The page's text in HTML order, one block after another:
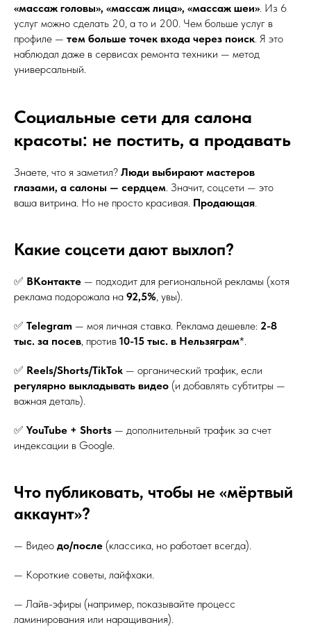
«массаж головы», «массаж лица», «массаж шеи». Из 6
услуг можно сделать 20, а то и 200. Чем больше услуг в
профиле — тем больше точек входа через поиск. Я это
наблюдал даже в сервисах ремонта техники — метод
универсальный.
Социальные сети для салона
красоты: не постить, а продавать
Знаете, что я заметил? Люди выбирают мастеров
глазами, а салоны — сердцем. Значит, соцсети — это
ваша витрина. Но не просто красивая. Продающая.
Какие соцсети дают выхлоп?
✅ ВКонтакте — подходит для региональной рекламы (хотя
реклама подорожала на 92,5%, увы).
✅ Telegram — моя личная ставка. Реклама дешевле: 2-8
тыс. за посев, против 10-15 тыс. в Нельзяграм*.
✅ Reels/Shorts/TikTok — органический трафик, если
регулярно выкладывать видео (и добавлять субтитры —
важная деталь).
✅ YouTube + Shorts — дополнительный трафик за счет
индексации в Google.
Что публиковать, чтобы не «мёртвый
аккаунт»?
— Видео до/после (классика, но работает всегда).
— Короткие советы, лайфхаки.
— Лайв-эфиры (например, показывайте процесс
ламинирования или наращивания).